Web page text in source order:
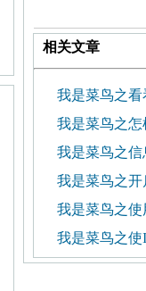
相关文章
我是菜鸟之
我是菜鸟之怎
我是菜鸟之
我是菜鸟之
我是菜鸟之
我是菜鸟之使